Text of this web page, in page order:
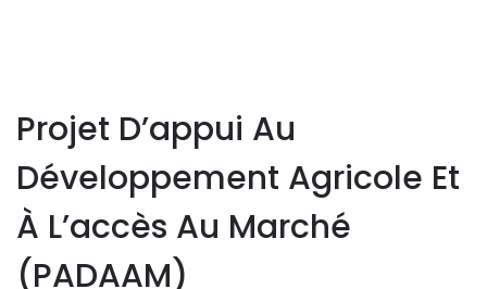
Projet D’appui Au
Développement Agricole Et
À L’accès Au Marché
(PADAAM)